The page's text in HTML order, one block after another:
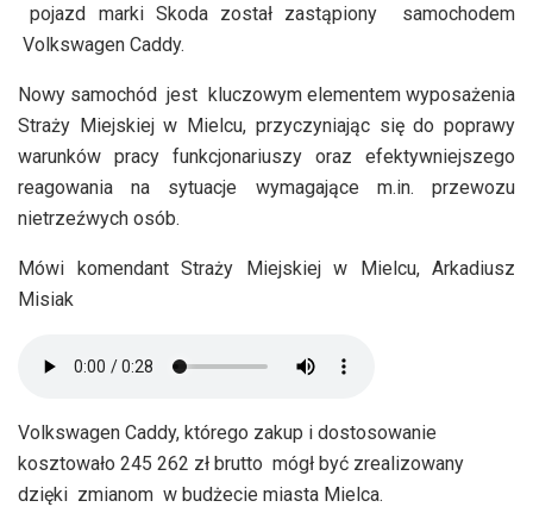
pojazd marki Skoda został zastąpiony samochodem
Volkswagen Caddy.
Nowy samochód jest kluczowym elementem wyposażenia
Straży Miejskiej w Mielcu, przyczyniając się do poprawy
warunków pracy funkcjonariuszy oraz efektywniejszego
reagowania na sytuacje wymagające m.in. przewozu
nietrzeźwych osób.
Mówi komendant Straży Miejskiej w Mielcu, Arkadiusz
Misiak
Volkswagen Caddy, którego zakup i dostosowanie
kosztowało 245 262 zł brutto mógł być zrealizowany
dzięki zmianom w budżecie miasta Mielca.